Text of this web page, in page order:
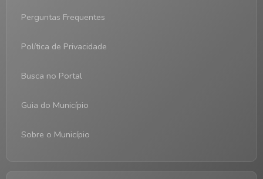
Perguntas Frequentes
Política de Privacidade
Busca no Portal
Guia do Município
Sobre o Município